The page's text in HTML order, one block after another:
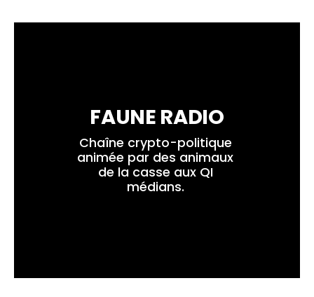
FAUNE RADIO
Chaîne crypto-politique
animée par des animaux
de la casse aux QI
médians.